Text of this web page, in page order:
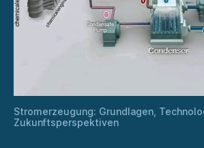
Stromerzeugung: Grundlagen,
Zukunftsperspektiven